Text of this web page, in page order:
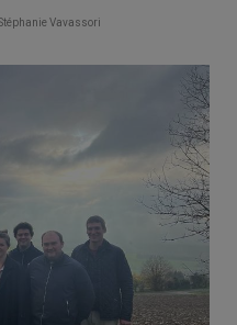
Vavassori